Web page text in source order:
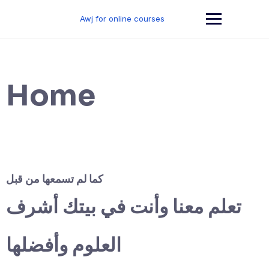
Awj for online courses
Home
كما لم تسمعها من قبل
تعلم معنا وأنت في بيتك أشرف
العلوم وأفضلها